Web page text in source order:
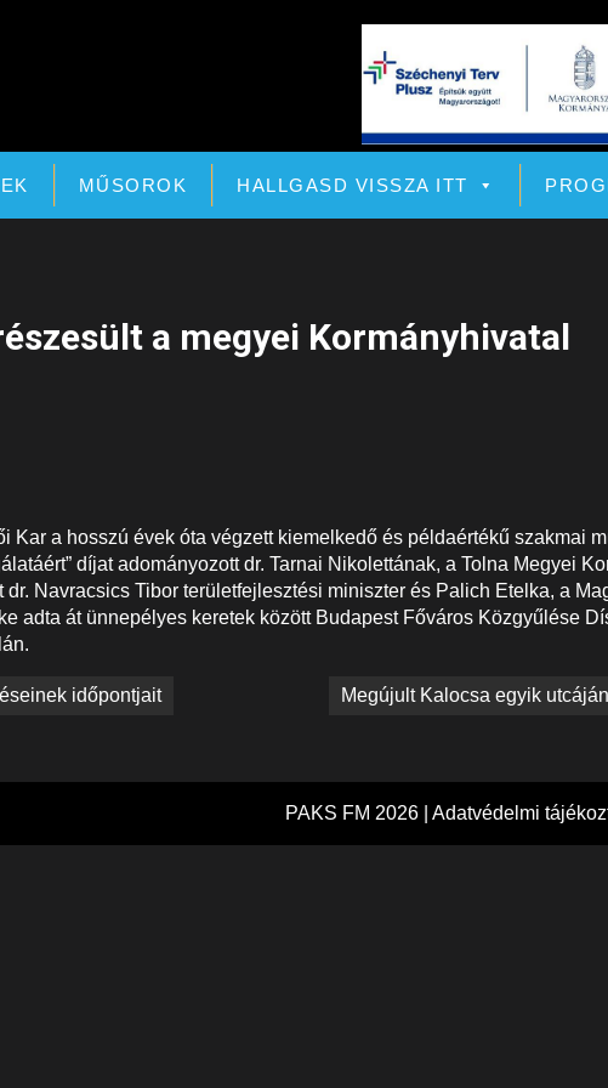
MŰSOROK HALLGASD VISSZA ITT
a megyei Kormányhivatal
Kar a hosszú évek óta végzett kiemelkedő és példaértékű szakmai
díjat adományozott dr. Tarnai Nikolettának, a Tolna Megyei
Navracsics Tibor területfejlesztési miniszter és Palich Etelka, a
adta át ünnepélyes keretek között Budapest Főváros Közgyűlése
időpontjait Megújult Kalocsa egyik
PAKS FM 2026 | Adatvédelmi